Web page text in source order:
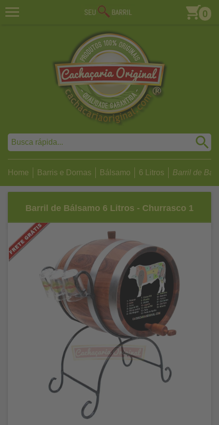
0
Home Barris e Dornas Bálsamo 6 Litros Barril de
Barril de Bálsamo 6 Litros - Churrasco 1